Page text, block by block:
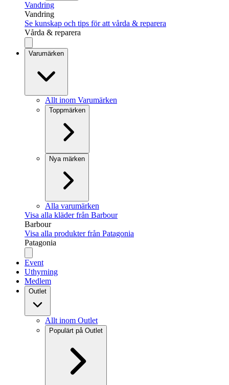
Vandring
Vandring
Se kunskap och tips för att vårda & reparera
Vårda & reparera
Varumärken
Allt inom Varumärken
Toppmärken
Nya märken
Alla varumärken
Visa alla kläder från Barbour
Barbour
Visa alla produkter från Patagonia
Patagonia
Event
Uthyrning
Medlem
Outlet
Allt inom Outlet
Populärt på Outlet